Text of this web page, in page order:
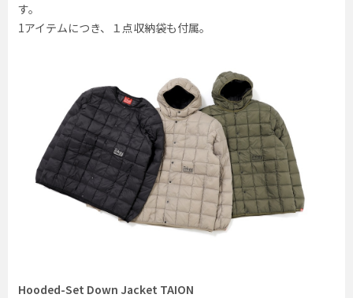
す。
1アイテムにつき、１点収納袋も付属。
Hooded-Set Down Jacket TAION